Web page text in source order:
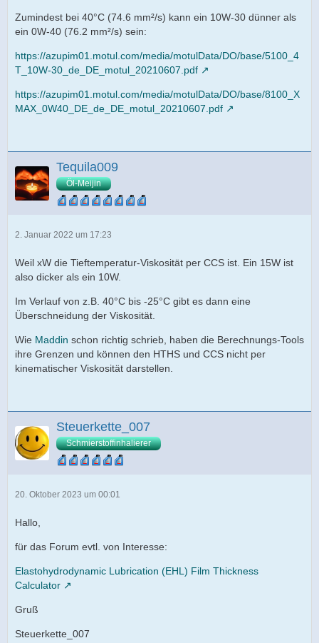
Zumindest bei 40°C (74.6 mm²/s) kann ein 10W-30 dünner als
ein 0W-40 (76.2 mm²/s) sein:
https://azupim01.motul.com/media/motulData/DO/base/5100_4
T_10W-30_de_DE_motul_20210607.pdf
https://azupim01.motul.com/media/motulData/DO/base/8100_X
MAX_0W40_DE_de_DE_motul_20210607.pdf
Tequila009
Öl-Meijin
2. Januar 2022 um 17:23
Weil xW die Tieftemperatur-Viskosität per CCS ist. Ein 15W ist
also dicker als ein 10W.
Im Verlauf von z.B. 40°C bis -25°C gibt es dann eine
Überschneidung der Viskosität.
Wie Maddin schon richtig schrieb, haben die Berechnungs-Tools
ihre Grenzen und können den HTHS und CCS nicht per
kinematischer Viskosität darstellen.
Steuerkette_007
Schmierstoffinhalierer
20. Oktober 2023 um 00:01
Hallo,
für das Forum evtl. von Interesse:
Elastohydrodynamic Lubrication (EHL) Film Thickness
Calculator
Gruß
Steuerkette_007